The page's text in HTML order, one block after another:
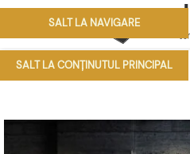
SALT LA NAVIGARE
SALT LA CONȚINUTUL PRINCIPAL